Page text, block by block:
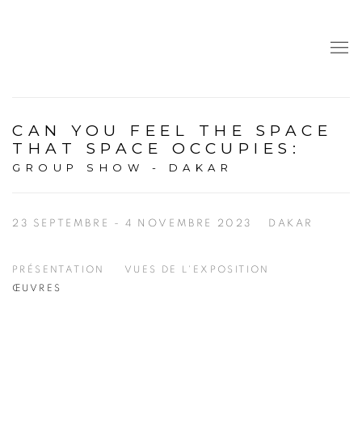
CAN YOU FEEL THE SPACE
THAT SPACE OCCUPIES :
GROUP SHOW - DAKAR
23 SEPTEMBRE - 4 NOVEMBRE 2023 DAKAR
PRÉSENTATION
VUES DE L'EXPOSITION
ŒUVRES